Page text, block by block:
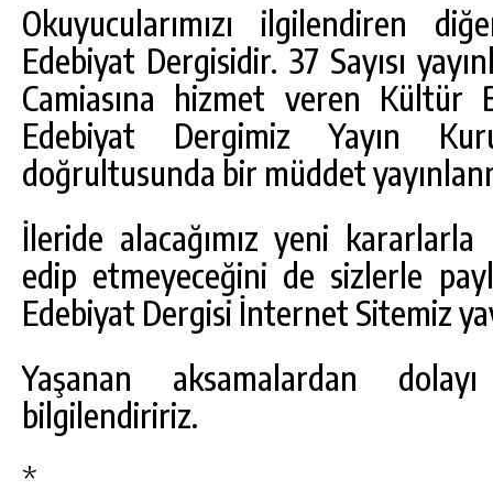
Okuyucularımızı ilgilendiren
Edebiyat Dergisidir. 37 Sayısı
Camiasına hizmet veren Kültür
Edebiyat Dergimiz Yayın
doğrultusunda bir müddet
İleride alacağımız yeni
edip etmeyeceğini de sizlerle
Edebiyat Dergisi İnternet Sitemiz
Yaşanan aksamalardan
bilgilendiririz.
*